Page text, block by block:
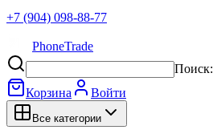
+7 (904) 098-88-77
PhoneTrade
Поиск:
Корзина
Войти
Все категории